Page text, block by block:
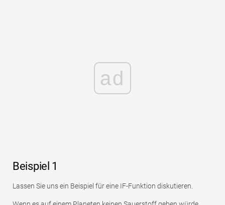
ad
Beispiel 1
Lassen Sie uns ein Beispiel für eine IF-Funktion diskutieren.